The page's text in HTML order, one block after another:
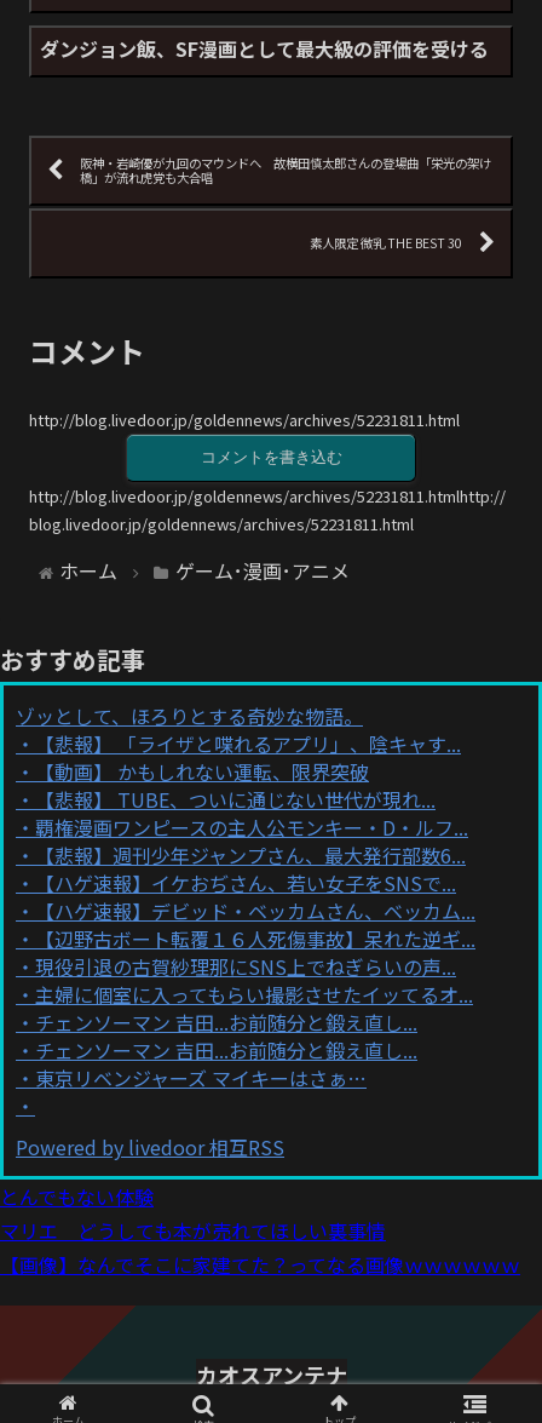
ダンジョン飯、SF漫画として最大級の評価を受ける
阪神・岩崎優が九回のマウンドへ 故横田慎太郎さんの登場曲「栄光の架け
橋」が流れ虎党も大合唱
素人限定 微乳 THE BEST 30
コメント
http://blog.livedoor.jp/goldennews/archives/52231811.html
コメントを書き込む
http://blog.livedoor.jp/goldennews/archives/52231811.htmlhttp://
blog.livedoor.jp/goldennews/archives/52231811.html
ホーム ゲーム･漫画･アニメ
おすすめ記事
ゾッとして、ほろりとする奇妙な物語。
【悲報】 「ライザと喋れるアプリ」、陰キャす...
【動画】 かもしれない運転、限界突破
【悲報】 TUBE、ついに通じない世代が現れ...
覇権漫画ワンピースの主人公モンキー・D・ルフ...
【悲報】週刊少年ジャンプさん、最大発行部数6...
【ハゲ速報】イケおぢさん、若い女子をSNSで...
【ハゲ速報】デビッド・ベッカムさん、ベッカム...
【辺野古ボート転覆１６人死傷事故】呆れた逆ギ...
現役引退の古賀紗理那にSNS上でねぎらいの声...
主婦に個室に入ってもらい撮影させたイッてるオ...
チェンソーマン 吉田...お前随分と鍛え直し...
チェンソーマン 吉田...お前随分と鍛え直し...
東京リベンジャーズ マイキーはさぁ…
Powered by livedoor 相互RSS
とんでもない体験
マリエ どうしても本が売れてほしい裏事情
【画像】なんでそこに家建てた？ってなる画像ｗｗｗｗｗｗ
カオスアンテナ
© 2021 カオスアンテナ.